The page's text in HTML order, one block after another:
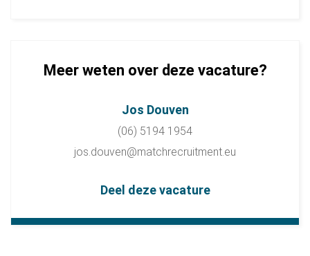
Meer weten over deze vacature?
Jos Douven
(06) 5194 1954
jos.douven@matchrecruitment.eu
Deel deze vacature